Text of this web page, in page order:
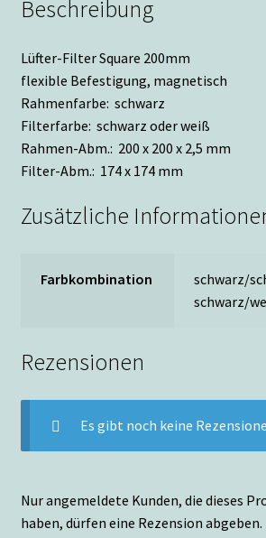
Beschreibung
Lüfter-Filter Square 200mm
flexible Befestigung, magnetisch
Rahmenfarbe: schwarz
Filterfarbe: schwarz oder weiß
Rahmen-Abm.: 200 x 200 x 2,5 mm
Filter-Abm.: 174 x 174 mm
Zusätzliche
Farbkombination
schwarz/
schwarz/
Rezensionen
Es gibt noch keine
Nur angemeldete Kunden, die dieses
haben, dürfen eine Rezension abgeben.